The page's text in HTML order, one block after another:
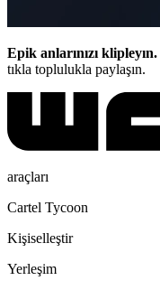
Epik anlarınızı klipleyın.
tıkla toplulukla paylaşın.
araçları
Cartel Tycoon
Kişiselleştir
Yerleşim